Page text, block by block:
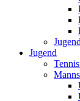
Jugend